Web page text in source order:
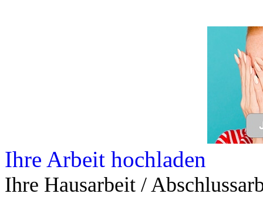
Ihre Arbeit hochladen
Ihre Hausarbeit /